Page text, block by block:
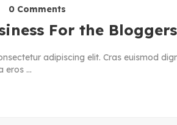
0 Comments
For the Bloggers
adipiscing elit. Cras euismod
eros ...